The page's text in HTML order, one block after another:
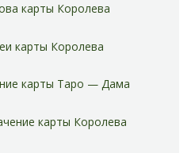
карты Королева
карты Королева
карты Таро — Дама
карты Королева